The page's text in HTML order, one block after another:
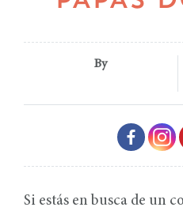
By
Si estás en busca de un